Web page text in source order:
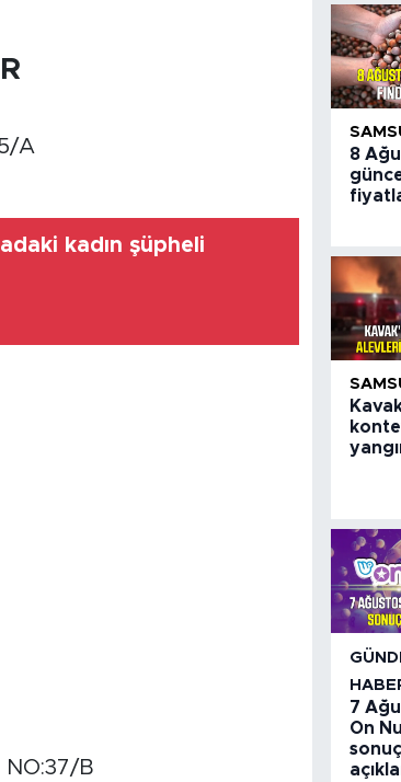
A
kadın şüpheli
NO:37/B
8
7
On